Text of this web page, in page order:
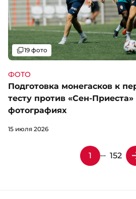
ФОТО
Подготовка монегасков к
тесту против «Сен-Приеста»
фотографиях
Галерея
19 фото
15 июля 2026
1 … 152